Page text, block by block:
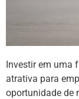
Investir em uma
atrativa para
oportunidade de